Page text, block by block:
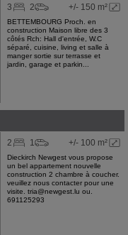
+/- 150 m²
3 2
BETTEMBOURG Proch. en
construction Maison libre des 3
côtés Rch: Hall d'entrée, W.C
séparé, cuisine, living et salle à
manger sortie sur terrasse et
jardin, garage et parkin...
+/- 100 m²
2 1
Dieckirch Newgest vous propose
un bel appartement nouvelle
construction 2 chambre à coucher.
veuillez nous contacter pour une
visite. tria@newgest.lu ou.
691125293